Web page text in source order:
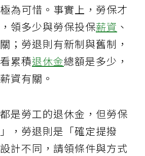
為可惜。事實上，勞保才
領多少與勞保投保薪資 、
；勞退則有新制與舊制，
累積退休金總額是多少，
資有關。
是勞工的退休金，但勞保
，勞退則是「確定提撥
計不同，請領條件與方式